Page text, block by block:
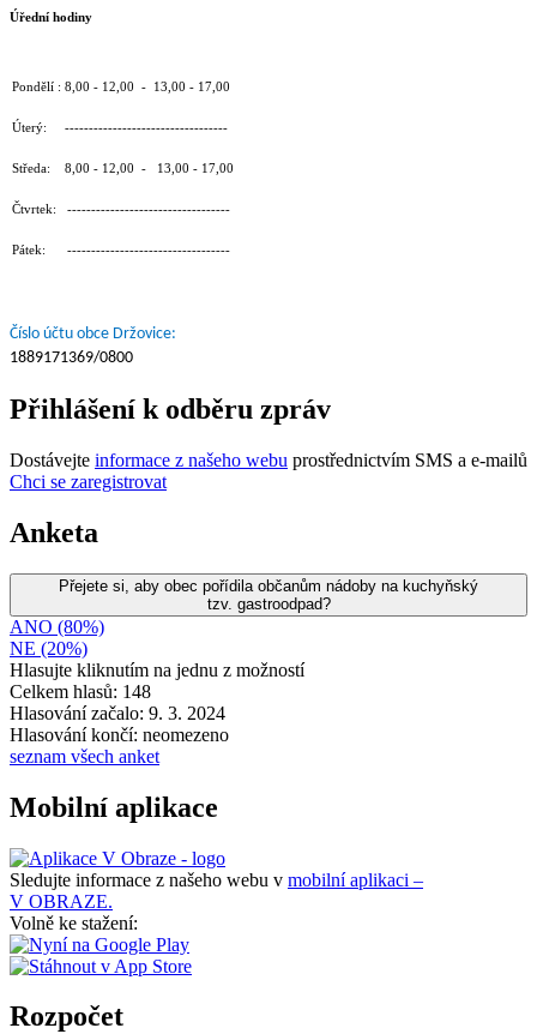
Úřední hodiny
Pondělí : 8,00 - 12,00 - 13,00 - 17,00
Úterý: ----------------------------------
Středa: 8,00 - 12,00 - 13,00 - 17,00
Čtvrtek: ----------------------------------
Pátek: ----------------------------------
Číslo účtu obce Držovice:
1889171369/0800
Přihlášení k odběru zpráv
Dostávejte informace z našeho webu prostřednictvím SMS a e-mailů
Chci se zaregistrovat
Anketa
Přejete si, aby obec pořídila občanům nádoby na kuchyňský
tzv. gastroodpad?
ANO (80%)
NE (20%)
Hlasujte kliknutím na jednu z možností
Celkem hlasů: 148
Hlasování začalo: 9. 3. 2024
Hlasování končí: neomezeno
seznam všech anket
Mobilní aplikace
Sledujte informace z našeho webu v mobilní aplikaci –
V OBRAZE.
Volně ke stažení:
Rozpočet